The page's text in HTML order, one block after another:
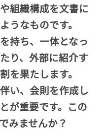
組織構成を文書に
うなものです。
持ち、一体となっ
り、外部に紹介す
を果たします。
い、会則を作成し
が重要です。この
みませんか？